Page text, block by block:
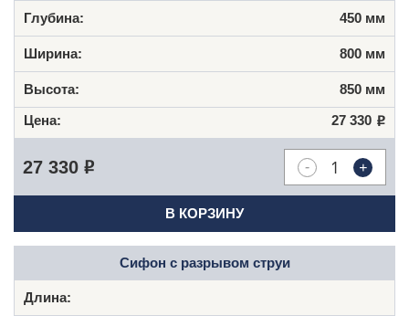
450 мм
800 мм
850 мм
27 330 Р
- +
27 330 Р
В КОРЗИНУ
Сифон с разрывом струи